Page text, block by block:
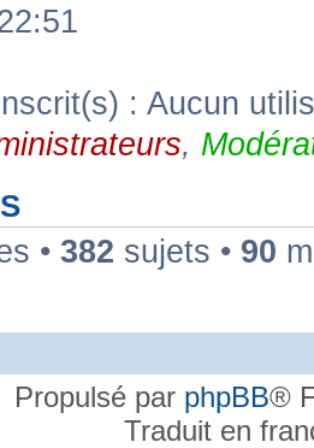
: Aucun
,
• 382 sujets • 90
Propulsé par phpBB®
Traduit en